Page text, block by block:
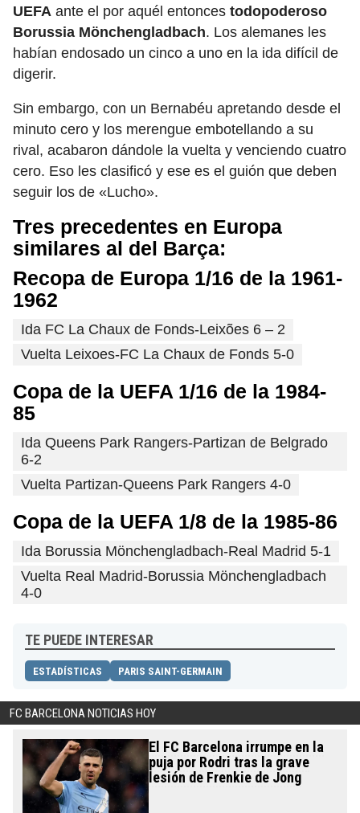
UEFA ante el por aquél entonces todopoderoso
Borussia Mönchengladbach. Los alemanes les
habían endosado un cinco a uno en la ida difícil de
digerir.
Sin embargo, con un Bernabéu apretando desde el
minuto cero y los merengue embotellando a su
rival, acabaron dándole la vuelta y venciendo cuatro
cero. Eso les clasificó y ese es el guión que deben
seguir los de «Lucho».
Tres precedentes en Europa
similares al del Barça:
Recopa de Europa 1/16 de la 1961-
1962
Ida FC La Chaux de Fonds-Leixões 6 – 2
Vuelta Leixoes-FC La Chaux de Fonds 5-0
Copa de la UEFA 1/16 de la 1984-
85
Ida Queens Park Rangers-Partizan de Belgrado
6-2
Vuelta Partizan-Queens Park Rangers 4-0
Copa de la UEFA 1/8 de la 1985-86
Ida Borussia Mönchengladbach-Real Madrid 5-1
Vuelta Real Madrid-Borussia Mönchengladbach
4-0
TE PUEDE INTERESAR
ESTADÍSTICAS PARIS SAINT-GERMAIN
FC BARCELONA NOTICIAS HOY
El FC Barcelona irrumpe en la
puja por Rodri tras la grave
lesión de Frenkie de Jong